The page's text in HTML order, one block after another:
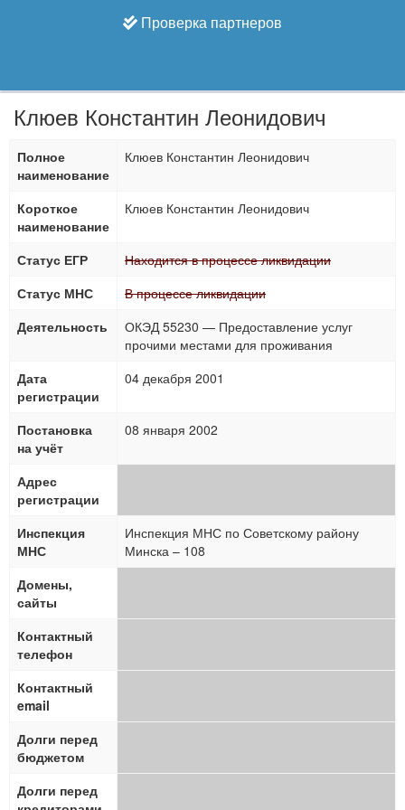
Проверка партнеров
Клюев Константин Леонидович
Полное
наименование
Клюев Константин Леонидович
Короткое
наименование
Клюев Константин Леонидович
Статус ЕГР
Находится в процессе ликвидации
Статус МНС
В процессе ликвидации
Деятельность
ОКЭД 55230 — Предоставление услуг
прочими местами для проживания
Дата
регистрации
04 декабря 2001
Постановка
на учёт
08 января 2002
Адрес
регистрации
Инспекция
МНС
Инспекция МНС по Советскому району
Минска – 108
Домены,
сайты
Контактный
телефон
Контактный
email
Долги перед
бюджетом
Долги перед